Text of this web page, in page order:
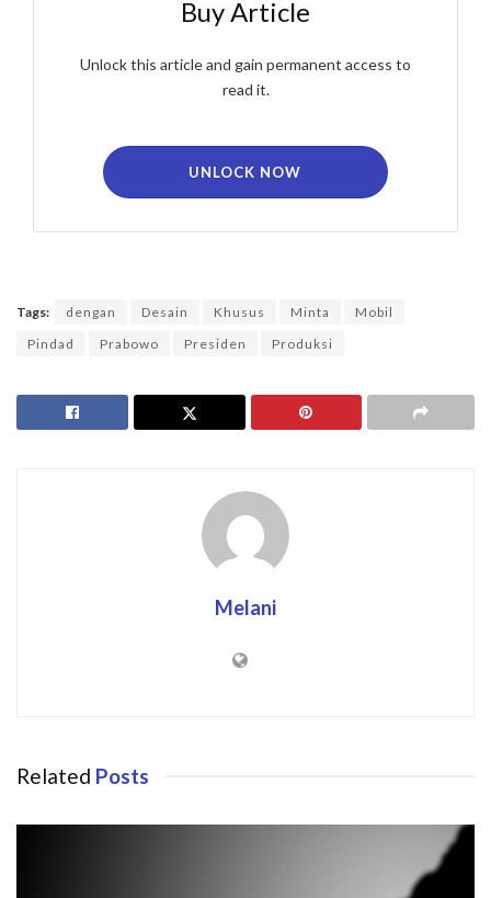
Buy Article
Unlock this article and gain permanent access to
read it.
UNLOCK NOW
Tags: dengan Desain Khusus Minta
Mobil
Pindad
Prabowo Presiden Produksi
Melani
Related Posts